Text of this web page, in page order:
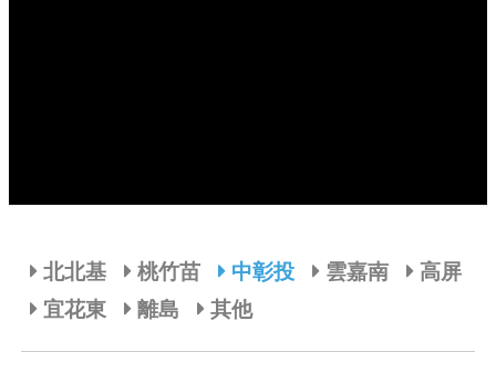
北北基 桃竹苗 中彰投 雲嘉南
高屏
宜花東
離島 其他